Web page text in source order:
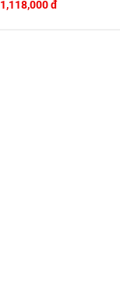
1,118,000 đ